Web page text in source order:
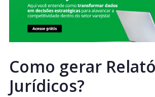
Como gerar
Jurídicos?